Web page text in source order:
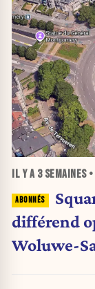
IL Y A 3 SEMAINES•
différend
Woluwe-